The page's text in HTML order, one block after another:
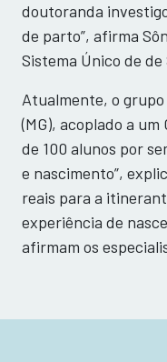
doutoranda
de parto”, afirma
Sistema Único de
Atualmente, o
(MG), acoplado a
de 100 alunos por
e nascimento”,
reais para a
experiência de
afirmam os